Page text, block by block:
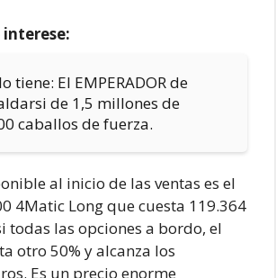
interese:
tiene: El EMPERADOR de
de 1,5 millones de
caballos de fuerza.
al inicio de las ventas es el
4Matic Long que cuesta 119.364
todas las opciones a bordo, el
otro 50% y alcanza los
Es un precio enorme